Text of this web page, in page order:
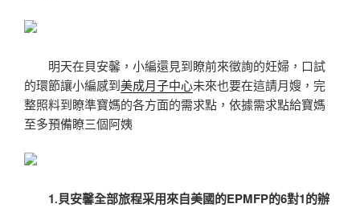
明天在貝安馨，小編還見到瞭前來徵詢的妊婦，口試
的環節讓小編感到美成月子中心未來也要在這請月嫂，完
整照料到瞭準寶媽的各方面的需求點，依據需求點給寶媽
至多預備瞭三個阿姨
1.貝安馨全部旅程采用來自美國的EPMFP的6對1的辦